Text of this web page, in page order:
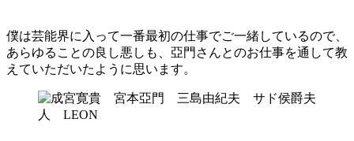
僕は芸能界に入って一番最初の仕事でご一緒しているので、
あらゆることの良し悪しも、亞門さんとのお仕事を通して教
えていただいたように思います。